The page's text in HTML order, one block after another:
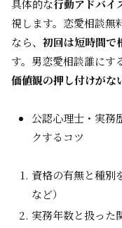
具体的な行動アドバイ
視します。恋愛相談無
なら、 初回は短時間
す。男恋愛相談誰にす
価値観の押し付けがな
公認心理士・実務
クするコツ
資格の有無と種別
など）
実務年数と扱った